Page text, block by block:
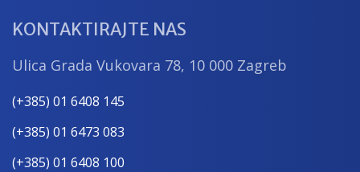
KONTAKTIRAJTE NAS
Ulica Grada Vukovara 78, 10 000 Zagreb
(+385) 01 6408 145
(+385) 01 6473 083
(+385) 01 6408 100